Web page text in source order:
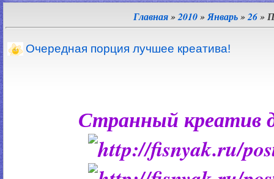
Главная»2010 » Январь » 26»
Очередная порция лучшее креатива!
Странный креатив